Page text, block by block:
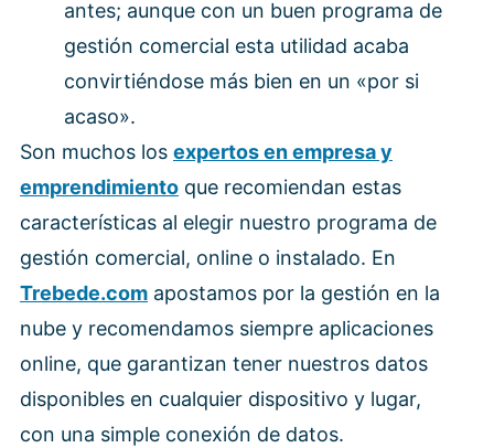
antes; aunque con un buen programa de
gestión comercial esta utilidad acaba
convirtiéndose más bien en un «por si
acaso».
Son muchos los expertos en empresa y
emprendimiento que recomiendan estas
características al elegir nuestro programa de
gestión comercial, online o instalado. En
Trebede.com apostamos por la gestión en la
nube y recomendamos siempre aplicaciones
online, que garantizan tener nuestros datos
disponibles en cualquier dispositivo y lugar,
con una simple conexión de datos.